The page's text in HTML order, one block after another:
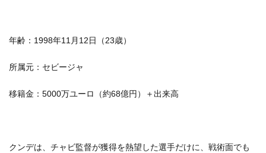
年齢：1998年11月12日（23歳）
所属元：セビージャ
移籍金：5000万ユーロ（約68億円）＋出来高
クンデは、チャビ監督が獲得を熱望した選手だけに、戦術面でも